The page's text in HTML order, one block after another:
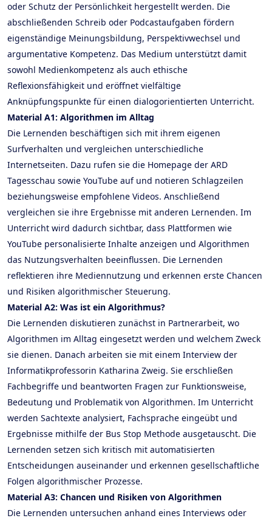
oder Schutz der Persönlichkeit hergestellt werden. Die
abschließenden Schreib oder Podcastaufgaben fördern
eigenständige Meinungsbildung, Perspektivwechsel und
argumentative Kompetenz. Das Medium unterstützt damit
sowohl Medienkompetenz als auch ethische
Reflexionsfähigkeit und eröffnet vielfältige
Anknüpfungspunkte für einen dialogorientierten Unterricht.
Material A1: Algorithmen im Alltag
Die Lernenden beschäftigen sich mit ihrem eigenen
Surfverhalten und vergleichen unterschiedliche
Internetseiten. Dazu rufen sie die Homepage der ARD
Tagesschau sowie YouTube auf und notieren Schlagzeilen
beziehungsweise empfohlene Videos. Anschließend
vergleichen sie ihre Ergebnisse mit anderen Lernenden. Im
Unterricht wird dadurch sichtbar, dass Plattformen wie
YouTube personalisierte Inhalte anzeigen und Algorithmen
das Nutzungsverhalten beeinflussen. Die Lernenden
reflektieren ihre Mediennutzung und erkennen erste Chancen
und Risiken algorithmischer Steuerung.
Material A2: Was ist ein Algorithmus?
Die Lernenden diskutieren zunächst in Partnerarbeit, wo
Algorithmen im Alltag eingesetzt werden und welchem Zweck
sie dienen. Danach arbeiten sie mit einem Interview der
Informatikprofessorin Katharina Zweig. Sie erschließen
Fachbegriffe und beantworten Fragen zur Funktionsweise,
Bedeutung und Problematik von Algorithmen. Im Unterricht
werden Sachtexte analysiert, Fachsprache eingeübt und
Ergebnisse mithilfe der Bus Stop Methode ausgetauscht. Die
Lernenden setzen sich kritisch mit automatisierten
Entscheidungen auseinander und erkennen gesellschaftliche
Folgen algorithmischer Prozesse.
Material A3: Chancen und Risiken von Algorithmen
Die Lernenden untersuchen anhand eines Interviews oder